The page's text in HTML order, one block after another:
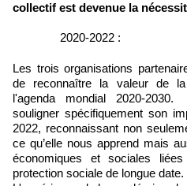
collectif est devenue la
2020-2022 :
Les trois organisations
de reconnaître la valeur de
l'agenda mondial 2020-
souligner spécifiquement son
2022, reconnaissant non
ce qu’elle nous apprend mais
économiques et sociales
protection sociale de longue date.